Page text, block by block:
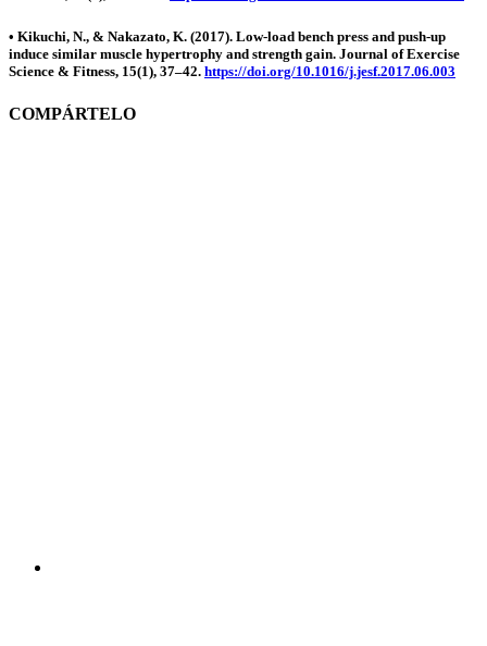
• Kikuchi, N., & Nakazato, K. (2017). Low-load bench press and push-up
induce similar muscle hypertrophy and strength gain. Journal of Exercise
Science & Fitness, 15(1), 37–42. https://doi.org/10.1016/j.jesf.2017.06.003
COMPÁRTELO